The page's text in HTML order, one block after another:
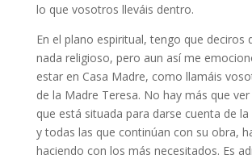
lo que vosotros lleváis dentro.
En el plano espiritual, tengo que deciros
nada religioso, pero aun así me
estar en Casa Madre, como llamáis
de la Madre Teresa. No hay más que
que está situada para darse cuenta de
y todas las que continúan con su obra,
haciendo con los más necesitados. Es